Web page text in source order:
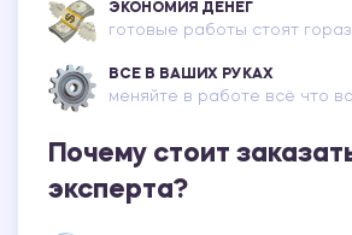
ЭКОНОМИЯ ДЕНЕГ
готовые работы стоят
ВСЕ В ВАШИХ РУКАХ
меняйте в работе всё что
Почему стоит
эксперта?